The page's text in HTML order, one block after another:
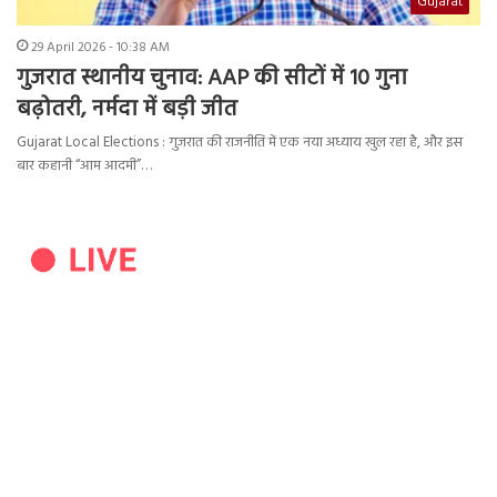
29 April 2026 - 10:38 AM
गुजरात स्थानीय चुनाव: AAP की सीटों में 10 गुना
बढ़ोतरी, नर्मदा में बड़ी जीत
Gujarat Local Elections : गुजरात की राजनीति में एक नया अध्याय खुल रहा है, और इस
बार कहानी “आम आदमी”…